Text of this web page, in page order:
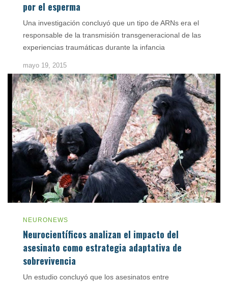
por el esperma
Una investigación concluyó que un tipo de ARNs era el
responsable de la transmisión transgeneracional de las
experiencias traumáticas durante la infancia
mayo 19, 2015
NEURONEWS
Neurocientíficos analizan el impacto del
asesinato como estrategia adaptativa de
sobrevivencia
Un estudio concluyó que los asesinatos entre